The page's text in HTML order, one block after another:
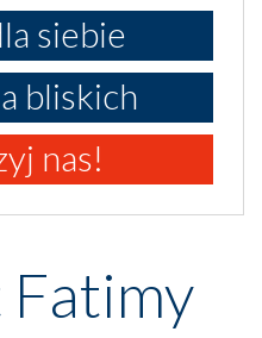
siebie
bliskich
nas!